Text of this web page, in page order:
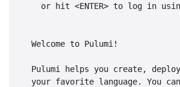
or hit <ENTER> to log in
  Welcome to Pulumi!
Pulumi helps you create,
your favorite language. You